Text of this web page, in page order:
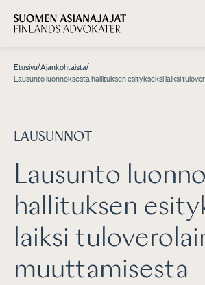
Etusivu/Ajankohtaista/
Lausunto luonnoksesta hallituksen esitykseksi laiksi
LAUSUNNOT
Lausunto
hallituksen
laiksi
muuttamisesta